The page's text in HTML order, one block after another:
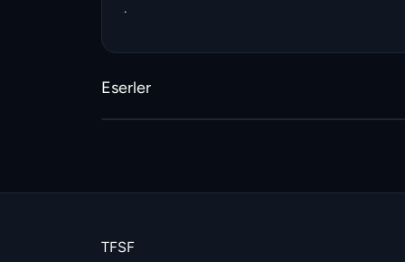
.
Eserler
TFSF